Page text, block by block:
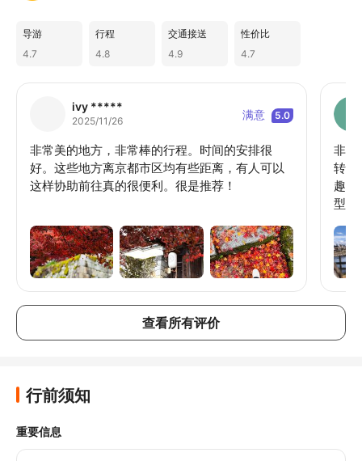
导游
4.7
行程
4.8
交通接送
4.9
性价比
4.7
ivy *****
2025/11/26 满意 5.0
非常美的地方，非常棒的行程。时间的安排很
好。这些地方离京都市区均有些距离，有人可以
这样协助前往真的很便利。很是推荐！
非常
转车
趣，
型活
查看所有评价
行前须知
重要信息